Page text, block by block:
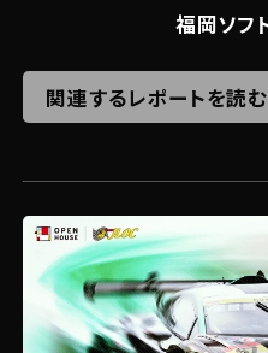
福岡ソフ
関連するレポートを読む
タ」篇